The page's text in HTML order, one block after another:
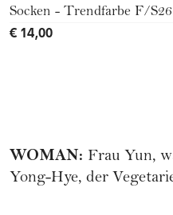
Socken - Trendfarbe F/S26
€ 14,00
WOMAN: Frau Yun,
Yong-Hye, der